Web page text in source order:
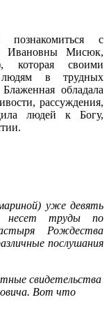
с
Ивановны Мисюк,
которая своими
в трудных
обладала
рассуждения,
людей к Богу,
уже девять
несет труды по
Рождества
послушания
свидетельства
Вот что